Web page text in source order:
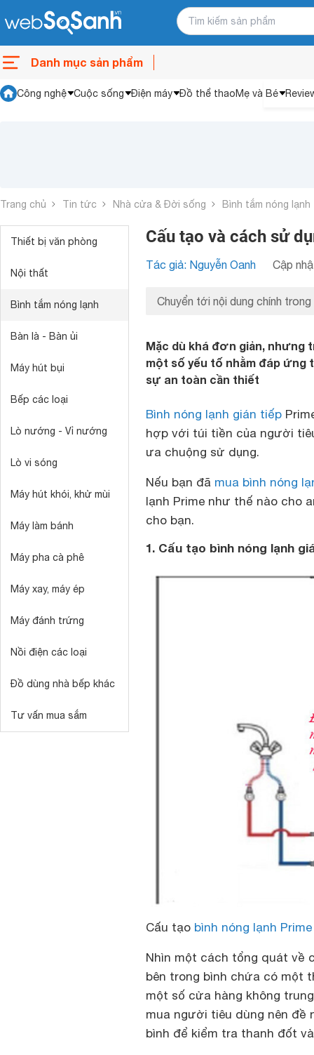
Danh mục sản phẩm
Công nghệ Cuộc sống Điện máy Đồ thể thaoMẹ và Bé
Trang chủ Tin tức Nhà cửa & Đời sống Bình tắm nóng lạnh
Thiết bị văn phòng
Nội thất
Bình tắm nóng lạnh
Bàn là - Bàn ủi
Máy hút bụi
Bếp các loại
Lò nướng - Vỉ nướng
Lò vi sóng
Máy hút khói, khử mùi
Máy làm bánh
Máy pha cà phê
Máy xay, máy ép
Máy đánh trứng
Nồi điện các loại
Đồ dùng nhà bếp khác
Tư vấn mua sắm
Cấu tạo và cách sử
Tác giả: Nguyễn Oanh Cập
Chuyển tới nội dung chính trong
Mặc dù khá đơn giản, nhưng
một số yếu tố nhằm đáp ứng
sự an toàn cần thiết
Bình nóng lạnh gián tiếp
hợp với túi tiền của người
ưa chuộng sử dụng.
Nếu bạn đã mua bình nóng
lạnh Prime như thế nào cho
cho bạn.
1. Cấu tạo bình nóng lạnh
Cấu tạo bình nóng lạnh Prime
Nhìn một cách tổng quát về
bên trong bình chứa có một
một số cửa hàng không
mua người tiêu dùng nên đề
bình để kiểm tra thanh đốt